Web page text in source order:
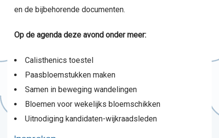
en de bijbehorende documenten.
Op de agenda deze avond onder meer:
Calisthenics toestel
Paasbloemstukken maken
Samen in beweging wandelingen
Bloemen voor wekelijks bloemschikken
Uitnodiging kandidaten-wijkraadsleden